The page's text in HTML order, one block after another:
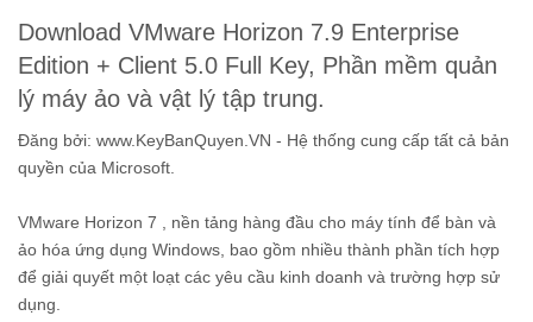
Download VMware Horizon 7.9 Enterprise
Edition + Client 5.0 Full Key, Phần mềm quản
lý máy ảo và vật lý tập trung.
Đăng bởi: www.KeyBanQuyen.VN - Hệ thống cung cấp tất cả bản
quyền của Microsoft.
VMware Horizon 7 , nền tảng hàng đầu cho máy tính để bàn và
ảo hóa ứng dụng Windows, bao gồm nhiều thành phần tích hợp
để giải quyết một loạt các yêu cầu kinh doanh và trường hợp sử
dụng.